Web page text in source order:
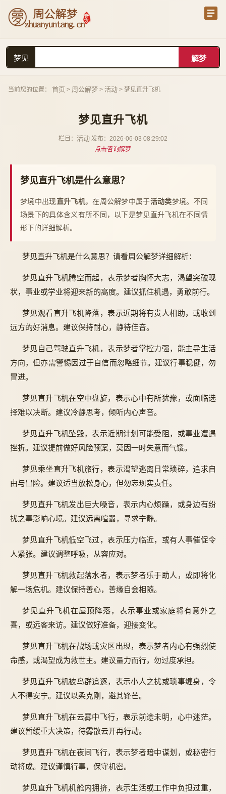
梦见
当前您的位置： 首页 > 周公解梦 > 活动 > 梦见直升飞机
梦见直升飞机
栏目： 活动 发布：2026-06-03 08:29:02
点击咨询解梦
梦见直升飞机是什么意思？
梦境中出现直升飞机，在周公解梦中属于活动类梦境。不同
场景下的具体含义有所不同，以下是梦见直升飞机在不同情
形下的详细解析。
梦见直升飞机是什么意思？请看周公解梦详细解析：
梦见直升飞机腾空而起，表示梦者胸怀大志，渴望突破现
状，事业或学业将迎来新的高度。建议抓住机遇，勇敢前行。
梦见观看直升飞机降落，表示近期将有贵人相助，或收到
远方的好消息。建议保持耐心，静待佳音。
梦见自己驾驶直升飞机，表示梦者掌控力强，能主导生活
方向，但亦需警惕因过于自信而忽略细节。建议行事稳健，勿
冒进。
梦见直升飞机在空中盘旋，表示心中有所犹豫，或面临选
择难以决断。建议冷静思考，倾听内心声音。
梦见直升飞机坠毁，表示近期计划可能受阻，或事业遭遇
挫折。建议提前做好风险预案，莫因一时失意而气馁。
梦见乘坐直升飞机旅行，表示渴望逃离日常琐碎，追求自
由与冒险。建议适当放松身心，但勿忘现实责任。
梦见直升飞机发出巨大噪音，表示内心烦躁，或身边有纷
扰之事影响心境。建议远离喧嚣，寻求宁静。
梦见直升飞机低空飞过，表示压力临近，或有人事催促令
人紧张。建议调整呼吸，从容应对。
梦见直升飞机救起落水者，表示梦者乐于助人，或即将化
解一场危机。建议保持善心，善缘自会相随。
梦见直升飞机在屋顶降落，表示事业或家庭将有意外之
喜，或远客来访。建议做好准备，迎接变化。
梦见直升飞机在战场或灾区出现，表示梦者内心有强烈使
命感，或渴望成为救世主。建议量力而行，勿过度承担。
梦见直升飞机被鸟群追逐，表示小人之扰或琐事缠身，令
人不得安宁。建议以柔克刚，避其锋芒。
梦见直升飞机在云雾中飞行，表示前途未明，心中迷茫。
建议暂缓重大决策，待雾散云开再行动。
梦见直升飞机在夜间飞行，表示梦者暗中谋划，或秘密行
动将成。建议谨慎行事，保守机密。
梦见直升飞机机舱内拥挤，表示生活或工作中负担过重，